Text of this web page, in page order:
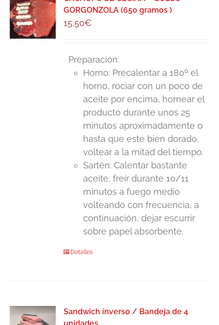
GORGONZOLA (650 gramos )
15,50€
Preparación:
Horno: Precalentar a 180º el
horno, rociar con un poco de
aceite por encima, hornear el
producto durante unos 25
minutos aproximadamente o
hasta que este bien dorado,
voltear a la mitad del tiempo.
Sartén: Calentar bastante
aceite, freír durante 10/11
minutos a fuego medio
volteando con frecuencia, a
continuación, dejar escurrir
sobre papel absorbente.
Detalles
Sandwich inverso / Bandeja de 4